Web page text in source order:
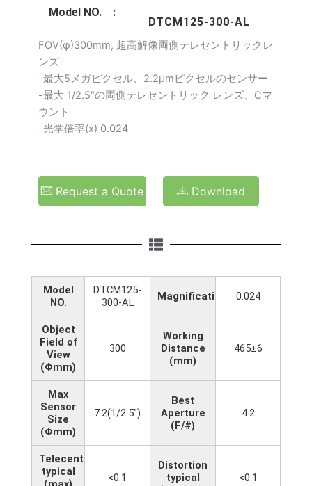
Model NO. :
DTCM125-300-AL
FOV(φ)300mm, 超高解像両側テレセントリックレ
ンズ
-最大5メガピクセル、2.2μmピクセルのセンサー
-最大 1/2.5″の両側テレセントリック レンズ、Cマ
ウント
-光学倍率(x) 0.024
Request a Quote Download
Model
NO.
DTCM125-
300-AL
Magnification(x)0.024
Object
Field of
View
(Φmm)
300
Working
Distance
(mm)
465±6
Max
Sensor
Size
(Φmm)
7.2(1/2.5")
Best
Aperture
(F/#)
4.2
Telecentricity
typical
<0.1
Distortion
typical
<0.1